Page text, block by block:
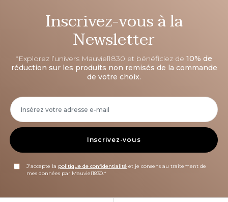
Inscrivez-vous à la
Newsletter
*Explorez l’univers Mauviel1830 et bénéficiez de 10% de
réduction sur les produits non remisés de la commande
de votre choix.
Inscrivez-vous
J'accepte la politique de confidentialité et je consens au traitement de
mes données par Mauviel1830.*